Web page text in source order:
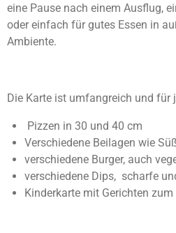
eine Pause nach einem Ausflug,
oder einfach für gutes Essen in
Ambiente.
Die Karte ist umfangreich und für
Pizzen in 30 und 40 cm
Verschiedene Beilagen wie
verschiedene Burger, auch
verschiedene Dips, scharfe
Kinderkarte mit Gerichten